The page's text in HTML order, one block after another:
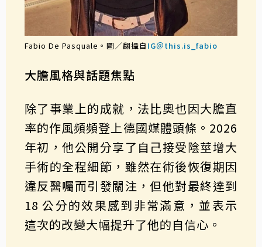
Fabio De Pasquale。圖／翻攝自 IG＠this.is_fabio
大膽風格與話題焦點
除了事業上的成就，法比奧也因大膽直
率的作風頻頻登上德國媒體頭條。2026
年初，他公開分享了自己接受陰莖增大
手術的全程細節，雖然在術後恢復期因
違反醫囑而引發關注，但他對最終達到
18 公分的效果感到非常滿意，並表示
這次的改變大幅提升了他的自信心。